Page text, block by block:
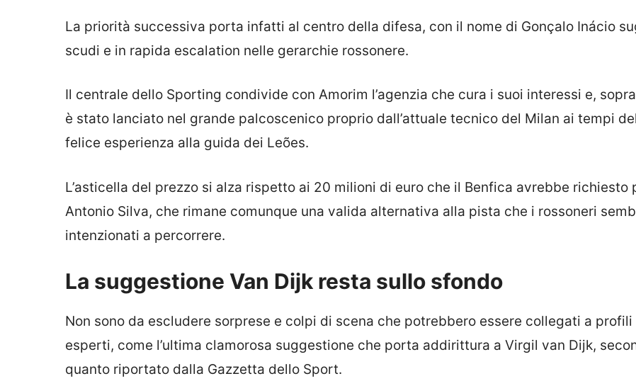
La priorità successiva porta infatti al centro della difesa, con il nome di Gonçalo Inácio
scudi e in rapida escalation nelle gerarchie rossonere.
Il centrale dello Sporting condivide con Amorim l’agenzia che cura i suoi interessi e,
è stato lanciato nel grande palcoscenico proprio dall’attuale tecnico del Milan ai tempi
felice esperienza alla guida dei Leões.
L’asticella del prezzo si alza rispetto ai 20 milioni di euro che il Benfica avrebbe richiesto
Antonio Silva, che rimane comunque una valida alternativa alla pista che i rossoneri
intenzionati a percorrere.
La suggestione Van Dijk resta sullo sfondo
Non sono da escludere sorprese e colpi di scena che potrebbero essere collegati a profili
esperti, come l’ultima clamorosa suggestione che porta addirittura a Virgil van Dijk,
quanto riportato dalla Gazzetta dello Sport.